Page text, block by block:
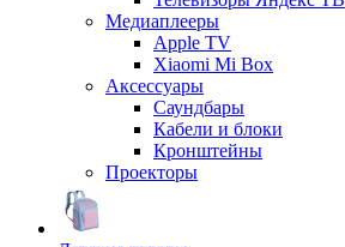
Медиаплееры
Apple TV
Xiaomi Mi Box
Аксессуары
Саундбары
Кабели и блоки
Кронштейны
Проекторы